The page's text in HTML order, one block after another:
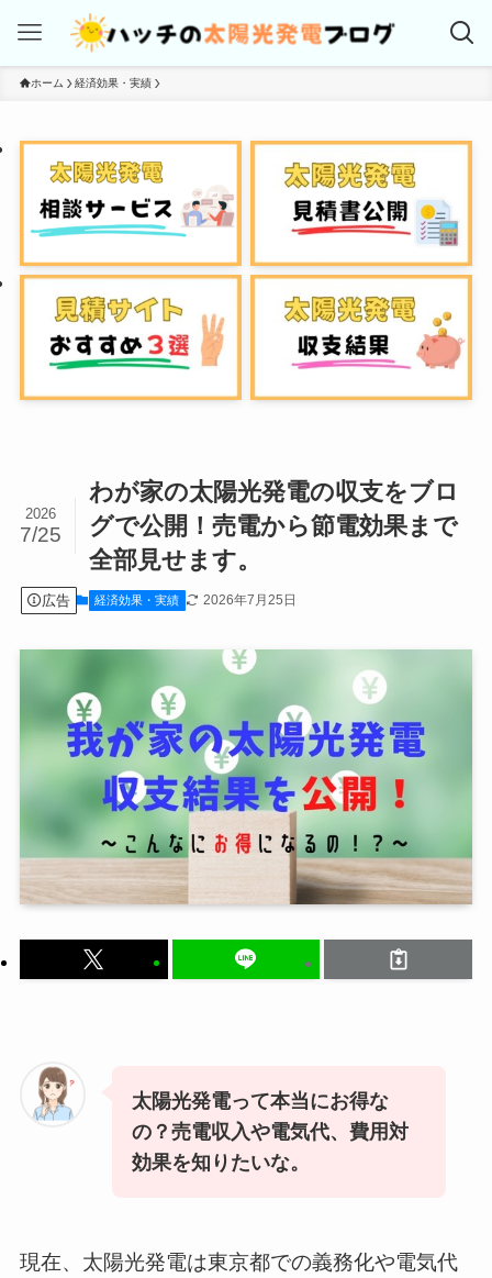
ホーム 経済効果・実績
わが家の太陽光発電の収支をブロ
グで公開！売電から節電効果まで
全部見せます。
2026
7/25
広告 経済効果・実績 2026年7月25日
太陽光発電って本当にお得な
の？売電収入や電気代、費用対
効果を知りたいな。
現在、太陽光発電は東京都での義務化や電気代